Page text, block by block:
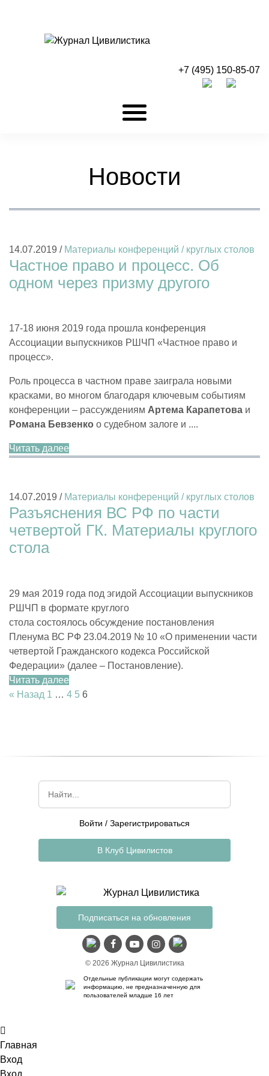
+7 (495) 150-85-07
Новости
14.07.2019 / Материалы конференций / круглых столов
Частное право и процесс. Об
одном через призму другого
17-18 июня 2019 года прошла конференция
Ассоциации выпускников РШЧП «Частное право и
процесс».
Роль процесса в частном праве заиграла новыми
красками, во многом благодаря ключевым событиям
конференции – рассуждениям Артема Карапетова и
Романа Бевзенко о судебном залоге и ....
Читать далее
14.07.2019 / Материалы конференций / круглых столов
Разъяснения ВС РФ по части
четвертой ГК. Материалы круглого
стола
29 мая 2019 года под эгидой Ассоциации выпускников
РШЧП в формате круглого
стола состоялось обсуждение постановления
Пленума ВС РФ 23.04.2019 № 10 «О применении части
четвертой Гражданского кодекса Российской
Федерации» (далее – Постановление).
Читать далее
« Назад 1 … 4 5 6
Подписаться на обновления
© 2026 Журнал Цивилистика
Отдельные публикации могут содержать
информацию, не предназначенную для
пользователей младше 16 лет
Войти / Зарегистрироваться
В Клуб Цивилистов
Главная
Вход
Вход